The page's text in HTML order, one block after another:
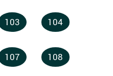
103 104
107 108